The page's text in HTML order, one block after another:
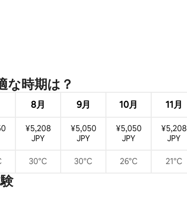
な時⁠期⁠は⁠？
8月 9月 10月 11月
¥5,208
JPY
¥5,050
JPY
¥5,050
JPY
¥5,208
JPY
30°C 30°C 26°C 21°C